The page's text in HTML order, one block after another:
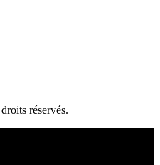
réservés.